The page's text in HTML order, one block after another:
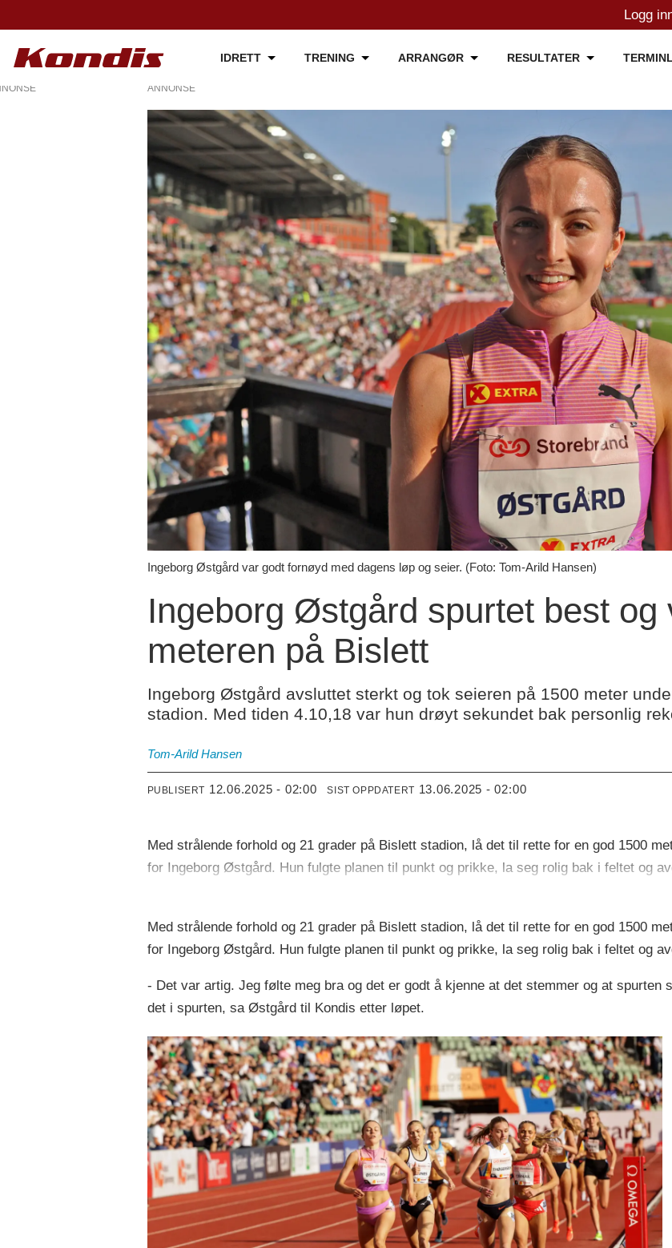
Logg
IDRETT TRENING ARRANGØR RESULTATER
ANNONSE
Ingeborg Østgård var godt fornøyd med dagens løp og seier. (Foto: Tom-Arild Hansen)
Ingeborg Østgård spurtet best og
meteren på Bislett
Ingeborg Østgård avsluttet sterkt og tok seieren på 1500 meter
stadion. Med tiden 4.10,18 var hun drøyt sekundet bak personlig
Tom-Arild Hansen
PUBLISERT 12.06.2025 - 02:00 SIST OPPDATERT 13.06.2025 - 02:00
Med strålende forhold og 21 grader på Bislett stadion, lå det til rette for en god 1500
for Ingeborg Østgård. Hun fulgte planen til punkt og prikke, la seg rolig bak i feltet og
Med strålende forhold og 21 grader på Bislett stadion, lå det til rette for en god 1500
for Ingeborg Østgård. Hun fulgte planen til punkt og prikke, la seg rolig bak i feltet og
- Det var artig. Jeg følte meg bra og det er godt å kjenne at det stemmer og at spurten
det i spurten, sa Østgård til Kondis etter løpet.